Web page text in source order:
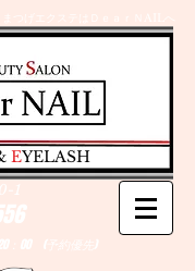
つげエクステはＤｅａｒＮAILへ
00 (予約優先)
1
EYELASH